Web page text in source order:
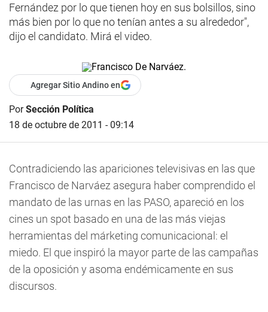
Fernández por lo que tienen hoy en sus bolsillos, sino
más bien por lo que no tenían antes a su alrededor",
dijo el candidato. Mirá el video.
Agregar Sitio Andino en
PorSección Política
18 de octubre de 2011 - 09:14
Contradiciendo las apariciones televisivas en las que
Francisco de Narváez asegura haber comprendido el
mandato de las urnas en las PASO, apareció en los
cines un spot basado en una de las más viejas
herramientas del márketing comunicacional: el
miedo. El que inspiró la mayor parte de las campañas
de la oposición y asoma endémicamente en sus
discursos.